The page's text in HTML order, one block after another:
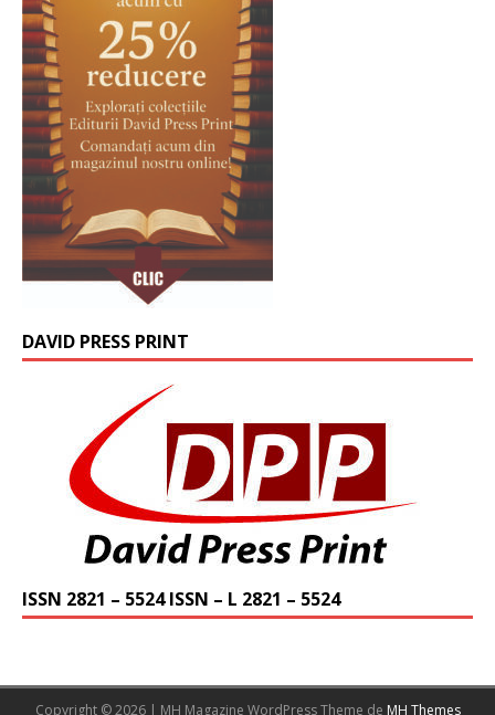
DAVID PRESS PRINT
ISSN 2821 – 5524 ISSN – L 2821 – 5524
Copyright © 2026 | MH Magazine WordPress Theme de MH Themes